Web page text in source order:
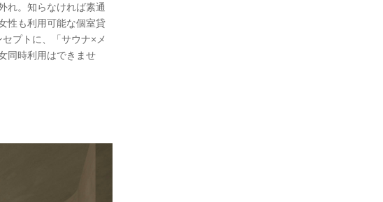
れ。知らなければ素通
性も利用可能な個室貸
プトに、「サウナ×メ
同時利用はできませ